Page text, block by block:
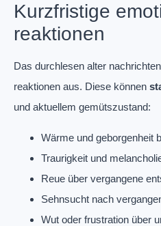
Kurzfristige
reaktionen
Das durchlesen alter
reaktionen aus. Diese können
und aktuellem gemütszustand:
Wärme und geborgenheit
Traurigkeit und
Reue über vergangene
Sehnsucht nach
Wut oder frustration über